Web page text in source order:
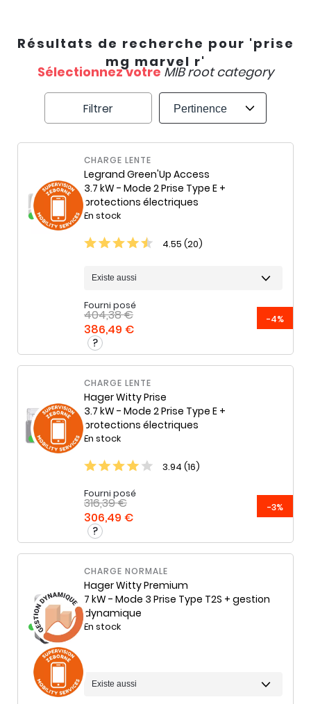
Résultats de recherche pour 'prise
mg marvel r'
Sélectionnez votreMIB root category
Filtrer
CHARGE LENTE
Legrand Green'Up Access
3.7 kW - Mode 2 Prise Type E +
protections électriques
En stock
4.55 (20)
Fourni posé
404,38 €
386,49 €
-4%
CHARGE LENTE
HagerWitty Prise
3.7 kW - Mode 2 Prise Type E +
protections électriques
En stock
3.94 (16)
Fourni posé
316,39 €
306,49 €
-3%
CHARGE NORMALE
HagerWitty Premium
7 kW - Mode 3 Prise Type T2S + gestion
dynamique
En stock